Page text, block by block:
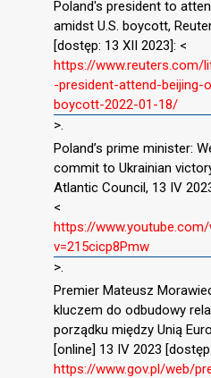
Poland's president to
amidst U.S. boycott,
[dostęp: 13 XII 2023]: <
https://www.reuters.com/
-president-attend-beijing-
boycott-2022-01-18/
>.
Poland’s prime minister:
commit to Ukrainian
Atlantic Council, 13 IV
<
https://
v=215cicp8Pmw
>.
Premier Mateusz
kluczem do odbudowy
porządku między Unią
[online] 13 IV 2023
https://www.gov.pl/web/